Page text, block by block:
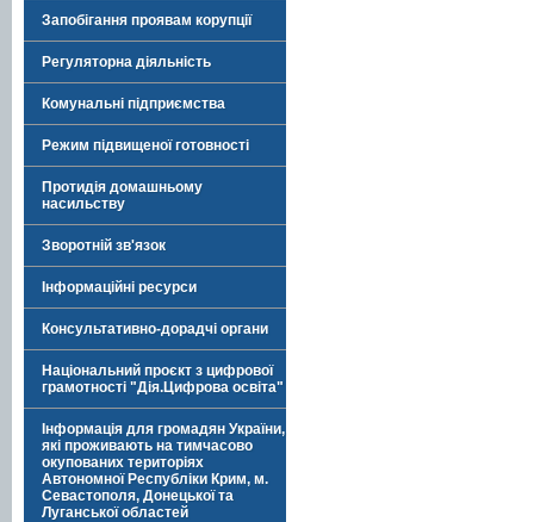
Запобігання проявам корупції
Регуляторна діяльність
Комунальні підприємства
Режим підвищеної готовності
Протидія домашньому
насильству
Зворотній зв'язок
Інформаційні ресурси
Консультативно-дорадчі органи
Національний проєкт з цифрової
грамотності "Дія.Цифрова освіта"
Інформація для громадян України,
які проживають на тимчасово
окупованих територіях
Автономної Республіки Крим, м.
Севастополя, Донецької та
Луганської областей